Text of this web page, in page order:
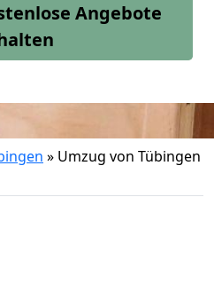
Angebote
» Umzug von Tübingen